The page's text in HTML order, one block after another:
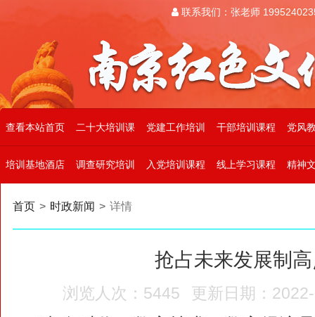
联系我们：张老师
查看本站首页 二十大培训课 党建工作培训 干部培训课程 党风
培训基地酒店 调查研究培训 入党培训课程 线上学习课程 精神
首页 > 时政新闻 > 详情
抢占未来发展制
浏览人次：5445 更新日期：